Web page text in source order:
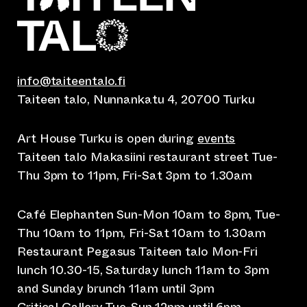
info@taiteentalo.fi
Taiteen talo, Nunnankatu 4, 20700 Turku
Art House Turku is open during events
Taiteen talo Makasiini restaurant street Tue-
Thu 3pm to 11pm, Fri-Sat 3pm to 1.30am
Café Elephanten Sun-Mon 10am to 8pm, Tue-
Thu 10am to 11pm, Fri-Sat 10am to 1.30am
Restaurant Pegasus Taiteen talo Mon-Fri
lunch 10.30-15, Saturday lunch 11am to 3pm
and Sunday brunch 11am until 3pm